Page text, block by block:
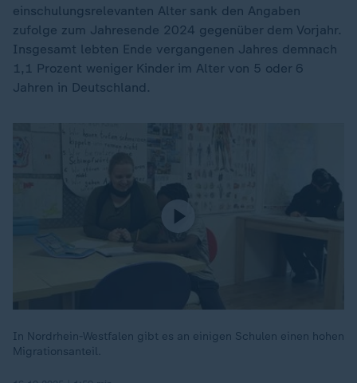
einschulungsrelevanten Alter sank den Angaben
zufolge zum Jahresende 2024 gegenüber dem Vorjahr.
Insgesamt lebten Ende vergangenen Jahres demnach
1,1 Prozent weniger Kinder im Alter von 5 oder 6
Jahren in Deutschland.
In Nordrhein-Westfalen gibt es an einigen Schulen einen hohen
Migrationsanteil.